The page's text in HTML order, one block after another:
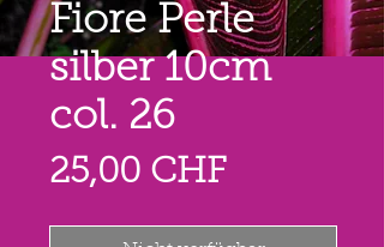
Fiore Perle
silber 10cm
col. 26
25,00 CHFPreis